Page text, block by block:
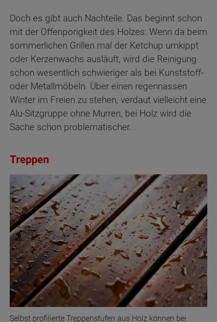
Doch es gibt auch Nachteile. Das beginnt schon
mit der Offenporigkeit des Holzes: Wenn da beim
sommerlichen Grillen mal der Ketchup umkippt
oder Kerzenwachs ausläuft, wird die Reinigung
schon wesentlich schwieriger als bei Kunststoff-
oder Metallmöbeln. Über einen regennassen
Winter im Freien zu stehen, verdaut vielleicht eine
Alu-Sitzgruppe ohne Murren, bei Holz wird die
Sache schon problematischer.
Treppen
Selbst profilierte Treppenstufen aus Holz können bei